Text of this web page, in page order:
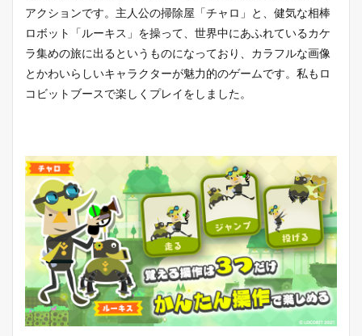
アクションです。主人公の掃除屋「チャロ」と、健気な相棒
ロボット「ルーキス」を操って、世界中にあふれているカケ
ラ集めの旅に出るというものになっており、カラフルな画像
とかわいらしいキャラクターが魅力的のゲームです。私もロ
コビットブースで楽しくプレイをしました。